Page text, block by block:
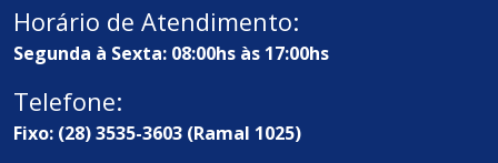
Horário de Atendimento:
Segunda à Sexta: 08:00hs às 17:00hs
Telefone:
Fixo: (28) 3535-3603 (Ramal 1025)